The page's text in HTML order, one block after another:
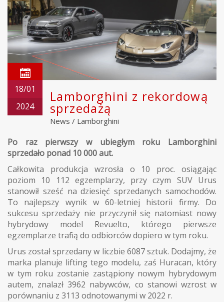
18/01
2024
Lamborghini z rekordową
sprzedażą
News / Lamborghini
Po raz pierwszy w ubiegłym roku Lamborghini
sprzedało ponad 10 000 aut.
Całkowita produkcja wzrosła o 10 proc. osiągając
poziom 10 112 egzemplarzy, przy czym SUV Urus
stanowił sześć na dziesięć sprzedanych samochodów.
To najlepszy wynik w 60-letniej historii firmy. Do
sukcesu sprzedaży nie przyczynił się natomiast nowy
hybrydowy model Revuelto, którego pierwsze
egzemplarze trafią do odbiorców dopiero w tym roku.
Urus został sprzedany w liczbie 6087 sztuk. Dodajmy, że
marka planuje lifting tego modelu, zaś Huracan, który
w tym roku zostanie zastąpiony nowym hybrydowym
autem, znalazł 3962 nabywców, co stanowi wzrost w
porównaniu z 3113 odnotowanymi w 2022 r.